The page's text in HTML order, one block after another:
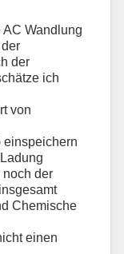
Wandlung
der
ich
von
einspeichern
noch der
Chemische
einen